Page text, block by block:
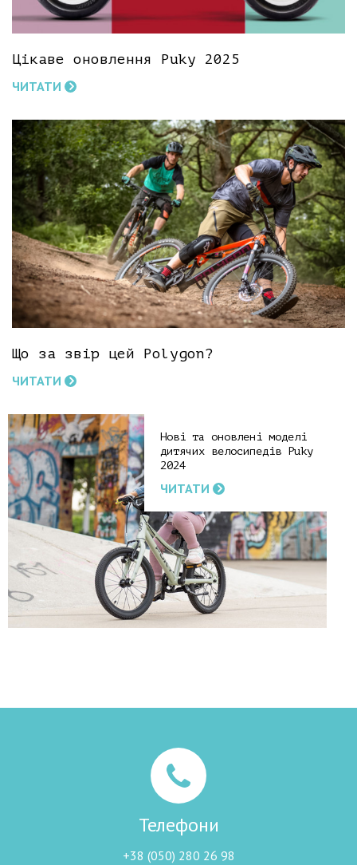
Цікаве оновлення Puky 2025
ЧИТАТИ
Що за звір цей Polygon?
ЧИТАТИ
Нові та оновлені моделі
дитячих велосипедів Puky
2024
ЧИТАТИ
Телефони
+38 (050) 280 26 98